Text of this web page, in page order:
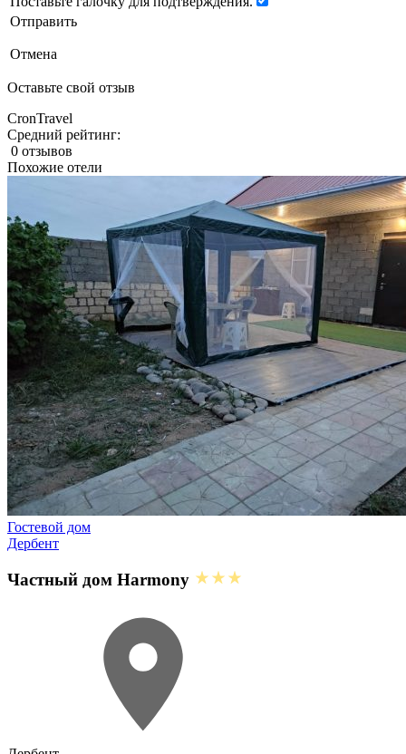
Отправить
Отмена
Оставьте свой отзыв
CronTravel
Средний рейтинг:
0 отзывов
Похожие отели
Гостевой дом
Дербент
Частный дом Harmony